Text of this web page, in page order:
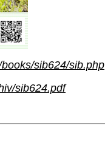
sib624/sib.php
sib624.pdf